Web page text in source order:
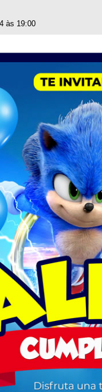
às 19:00